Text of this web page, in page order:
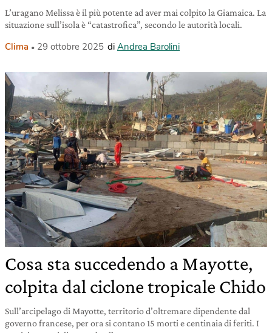
L’uragano Melissa è il più potente ad aver mai colpito la Giamaica. La
situazione sull’isola è “catastrofica”, secondo le autorità locali.
Clima 29 ottobre 2025 di Andrea Barolini
Cosa sta succedendo a Mayotte,
colpita dal ciclone tropicale Chido
Sull’arcipelago di Mayotte, territorio d’oltremare dipendente dal
governo francese, per ora si contano 15 morti e centinaia di feriti. I